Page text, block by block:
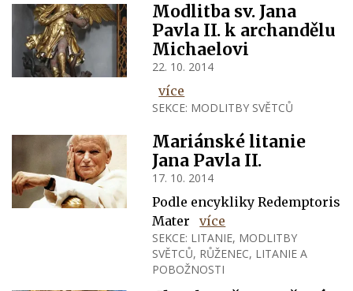
Modlitba sv. Jana
Pavla II. k archandělu
Michaelovi
22. 10. 2014
více
SEKCE: MODLITBY SVĚTCŮ
Mariánské litanie
Jana Pavla II.
17. 10. 2014
Podle encykliky Redemptoris
Mater
více
SEKCE: LITANIE, MODLITBY
SVĚTCŮ, RŮŽENEC, LITANIE A
POBOŽNOSTI